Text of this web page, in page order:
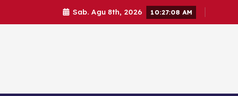
Sab. Agu 8th, 2026 10:27:10 AM